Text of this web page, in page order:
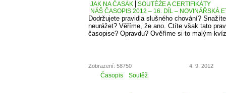
JAK NA ČASÁK
SOUTĚŽE A CERTIFIKÁTY
NÁŠ ČASOPIS 2012 – 16. DÍL – NOVINÁŘSKÁ
Dodržujete pravidla slušného chování?
neurážet? Věříme, že ano. Ctíte však tato
časopise? Opravdu? Ověříme si to malým
Zobrazení: 58750 4. 9. 2012
Časopis Soutěž